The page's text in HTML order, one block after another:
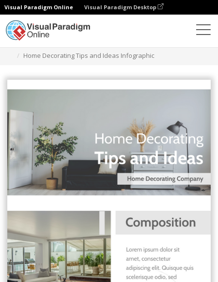
Visual Paradigm Online Visual Paradigm Desktop
Home Decorating Tips and Ideas Infographic